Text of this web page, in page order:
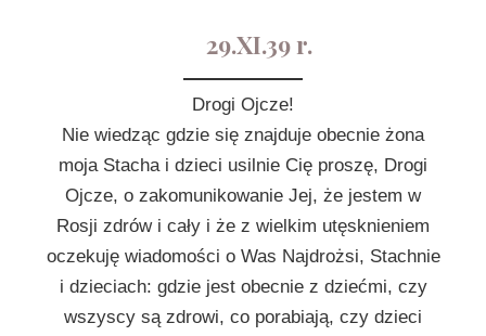
29.XI.39 r.
Drogi Ojcze!
Nie wiedząc gdzie się znajduje obecnie żona
moja Stacha i dzieci usilnie Cię proszę, Drogi
Ojcze, o zakomunikowanie Jej, że jestem w
Rosji zdrów i cały i że z wielkim utęsknieniem
oczekuję wiadomości o Was Najdrożsi, Stachnie
i dzieciach: gdzie jest obecnie z dziećmi, czy
wszyscy są zdrowi, co porabiają, czy dzieci